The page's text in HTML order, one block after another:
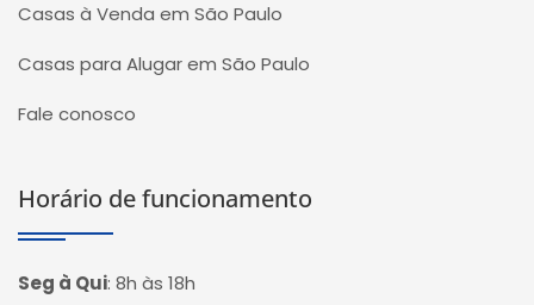
Casas à Venda em São Paulo
Casas para Alugar em São Paulo
Fale conosco
Horário de funcionamento
Seg à Qui: 8h às 18h